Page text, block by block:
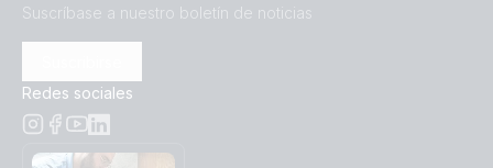
Suscríbase a nuestro boletín de noticias
Redes sociales